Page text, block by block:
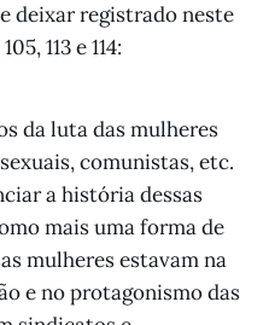
deixar registrado neste
113 e 114:
da luta das mulheres
comunistas, etc.
a história dessas
mais uma forma de
mulheres estavam na
e no protagonismo das